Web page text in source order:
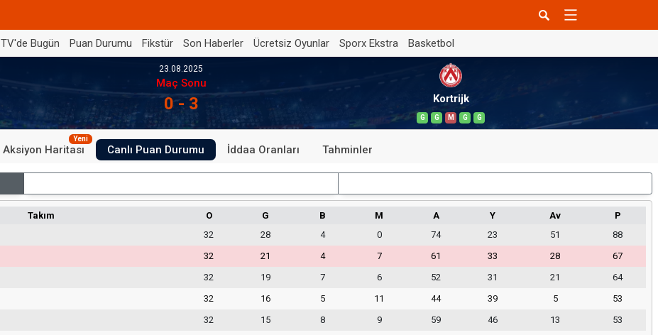
TV'de Bugün Puan Durumu Fikstür Son Haberler Ücretsiz Oyunlar Sporx Ekstra Basketbol
23.08.2025
Maç Sonu
0 - 3 Kortrijk
G G M G G
Aksiyon Haritası
Yeni
Canlı Puan Durumu İddaa Oranları Tahminler
Takım O G B M A Y Av
P
32 28 4 0 74 23 51
88
32 21 4 7 61 33 28
67
32 19 7 6 52 31 21
64
32 16 5 11 44 39 5
53
32 15 8 9 59 46 13
53